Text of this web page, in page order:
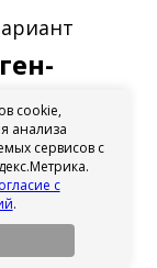
от
cookie,
анализа
сервисов с
с
.